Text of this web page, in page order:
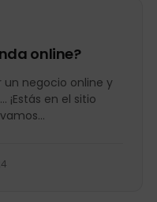
online?
negocio online y
en el sitio